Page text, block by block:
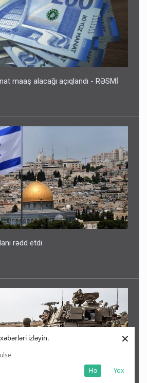
izləyin.
Yox
Hə
×
maaş alacağı açıqlandı - RƏSMİ
rədd etdi